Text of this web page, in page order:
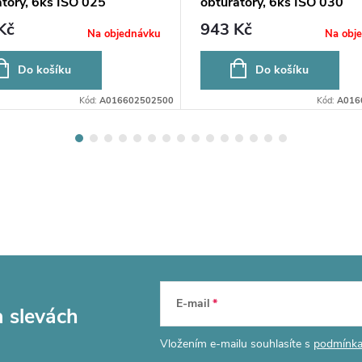
Na objednávku
Do košíku
Kód: A016602502500
943 Kč Na
Do košíku
Kód:
slevách E-mail
Vložením e-mailu souhlasíte s